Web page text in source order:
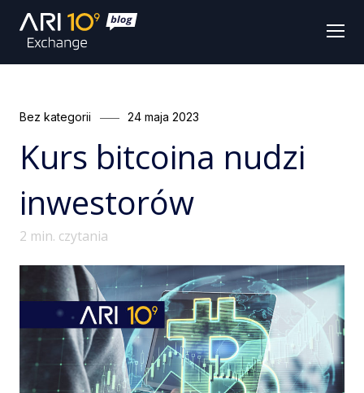
Categories
Bez kategorii
Posted
24 maja 2023
Kurs bitcoina nudzi
inwestorów
2 min. czytania